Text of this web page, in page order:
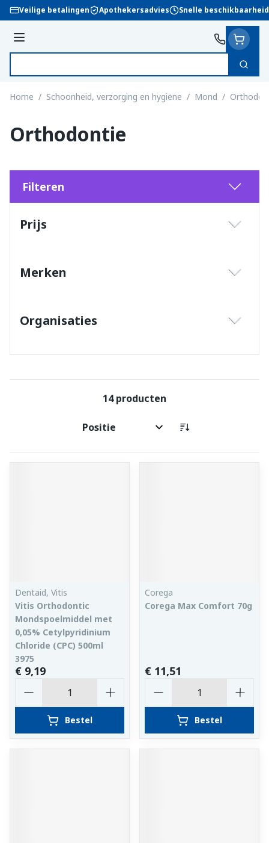
Ga naar de inhoud
Veilige betalingen Apothekersadvies Snelle beschikbaarheid
Menu
Zoek
Home / Schoonheid, verzorging en hygiëne / Mond /
Orthodontie
Filteren
Prijs
Merken
Organisaties
14producten
Sorteer op:
Dentaid, Vitis
Vitis Orthodontic
Mondspoelmiddel met
0,05% Cetylpyridinium
Chloride (CPC) 500ml
3975
€ 9,19
Bestel
Corega
Corega Max Comfort 70g
€ 11,51
Bestel